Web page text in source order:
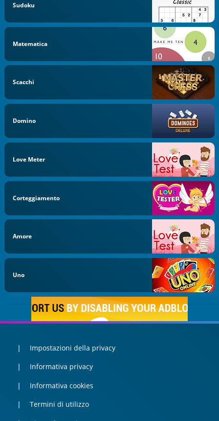
Sudoku
Matematica
Scacchi
Domino
Love Meter
Corteggiamento
Amore
Uno
Impostazioni della privacy
Informativa privacy
Informativa cookies
Termini di utilizzo